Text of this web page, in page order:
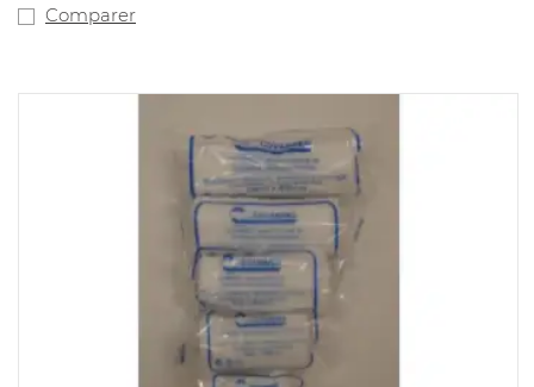
Instant coldpack- min 200 cm2 1 x Couverture de survie
Sac PE- min 300 mm x 400 mm 5 x Tissue non tissue -
455 1 x Instructions premiers secours
Comparer